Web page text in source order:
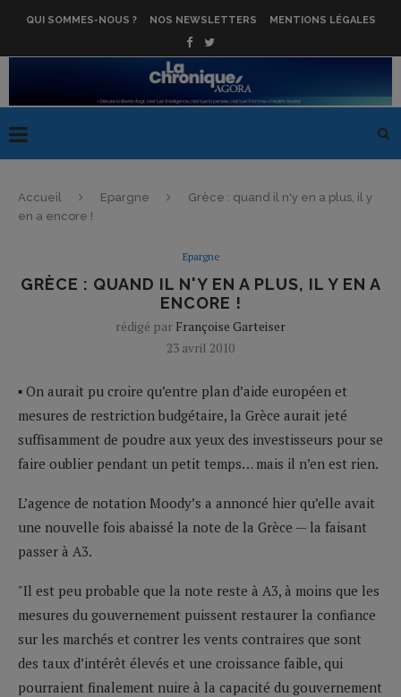
QUI SOMMES-NOUS ? NOS NEWSLETTERS MENTIONS LÉGALES
Accueil Epargne
Grèce : quand il n'y en a plus, il y
en a encore !
Epargne
GRÈCE : QUAND IL N'Y EN A PLUS, IL Y EN A
ENCORE !
rédigé par Françoise Garteiser
23 avril 2010
▪ On aurait pu croire qu’entre plan d’aide européen et
mesures de restriction budgétaire, la Grèce aurait jeté
suffisamment de poudre aux yeux des investisseurs pour se
faire oublier pendant un petit temps… mais il n’en est rien.
L’agence de notation Moody’s a annoncé hier qu’elle avait
une nouvelle fois abaissé la note de la Grèce — la faisant
passer à A3.
"Il est peu probable que la note reste à A3, à moins que les
mesures du gouvernement puissent restaurer la confiance
sur les marchés et contrer les vents contraires que sont
des taux d’intérêt élevés et une croissance faible, qui
pourraient finalement nuire à la capacité du gouvernement